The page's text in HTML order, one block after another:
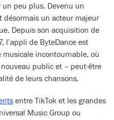
un peu plus. Devenu un
désormais un acteur majeur
Depuis son acquisition de
l’appli de ByteDance est
incontournable, où
public et – peut-être
de leurs chansons.
entre TikTok et les grandes
Music Group ou